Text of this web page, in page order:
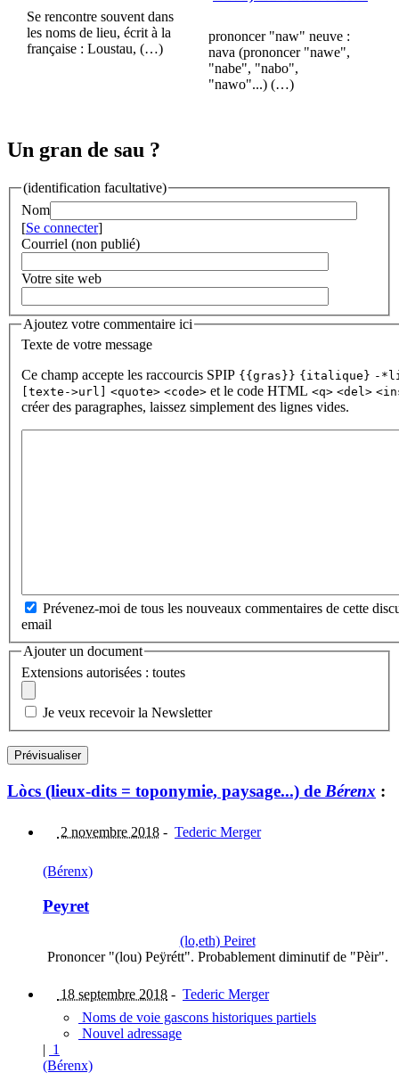
Se rencontre souvent dans
les noms de lieu, écrit à la
française : Loustau, (…)
prononcer "naw" neuve :
nava (prononcer "nawe",
"nabe", "nabo",
"nawo"...) (…)
Un gran de sau ?
(identification facultative)
Nom
[Se connecter]
Courriel (non publié)
Votre site web
Ajoutez votre commentaire ici
Texte de votre message
Ce champ accepte les raccourcis SPIP {{gras}} {italique} -
[texte->url]
<quote> <code> et le code HTML <q> <del>
créer des paragraphes, laissez simplement des lignes vides.
Prévenez-moi de tous les nouveaux commentaires de cette
email
Ajouter un document
Extensions autorisées : toutes
Je veux recevoir la Newsletter
Lòcs (lieux-dits = toponymie, paysage...) de Bérenx :
2 novembre 2018 - Tederic Merger
(Bérenx)
Peyret
(lo,eth) Peiret
Prononcer "(lou) Peÿrétt". Probablement diminutif de "Pèir".
18 septembre 2018 - Tederic Merger
Noms de voie gascons historiques partiels
Nouvel adressage
| 1
(Bérenx)